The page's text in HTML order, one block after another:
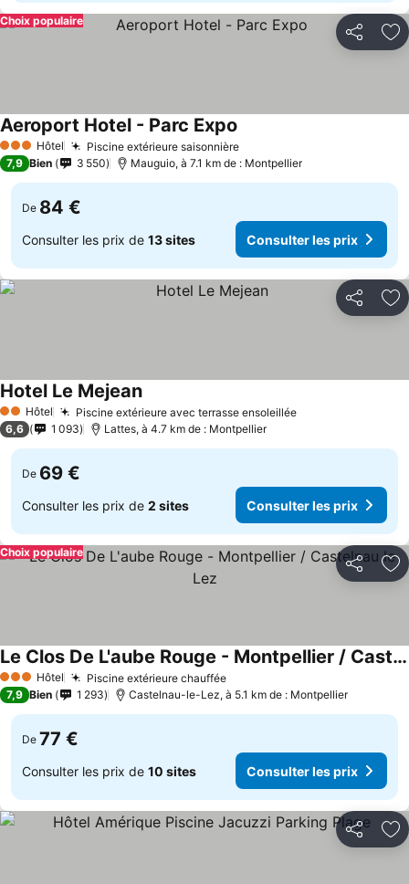
Partager
Choix populaire
3 ÉtoilesHôtel Piscine extérieure saisonnièreConsulter les prix
Aeroport Hotel - Parc Expo
7,9 Bien 3 550 Mauguio, à 7.1 km de : Montpellier
De 84 €
Consulter les prix de 13 sites Consulter les prix
Partager
2 Étoiles
Hôtel Piscine extérieure avec terrasse ensoleilléeConsulter les
Hotel Le MejeanConsulter les prix
6,6 1 093 Lattes, à 4.7 km de : Montpellier
De 69 €
Consulter les prix de 2 sites Consulter les prix
Partager
Choix populaire
3 ÉtoilesHôtel Piscine extérieure chaufféeConsulter les prix
Le Clos De L'aube Rouge - Montpellier / Castelnau le Lez
Consulter les prix
7,9 Bien 1 293 Castelnau-le-Lez, à 5.1 km de : Montpellier
De 77 €
Consulter les prix de 10 sites Consulter les prix
Partager